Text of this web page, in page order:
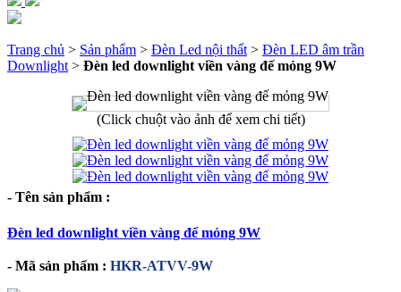
Trang chủ > Sản phẩm > Đèn Led nội thất > Đèn LED âm trần
Downlight > Đèn led downlight viền vàng đế mỏng 9W
(Click chuột vào ảnh để xem chi tiết)
- Tên sản phẩm :
Đèn led downlight viền vàng đế mỏng 9W
- Mã sản phẩm : HKR-ATVV-9W